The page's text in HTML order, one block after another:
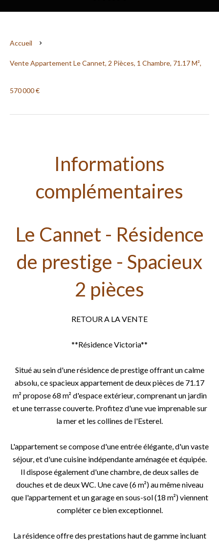
Accueil
Vente Appartement Le Cannet, 2 Pièces, 1 Chambre, 71.17 M²,
570 000 €
Informations
complémentaires
Le Cannet - Résidence
de prestige - Spacieux
2 pièces
RETOUR A LA VENTE
**Résidence Victoria**
Situé au sein d'une résidence de prestige offrant un calme
absolu, ce spacieux appartement de deux pièces de 71.17
m² propose 68 m² d'espace extérieur, comprenant un jardin
et une terrasse couverte. Profitez d'une vue imprenable sur
la mer et les collines de l'Esterel.
L'appartement se compose d'une entrée élégante, d'un vaste
séjour, et d'une cuisine indépendante aménagée et équipée.
Il dispose également d'une chambre, de deux salles de
douches et de deux WC. Une cave (6 m²) au même niveau
que l'appartement et un garage en sous-sol (18 m²) viennent
compléter ce bien exceptionnel.
La résidence offre des prestations haut de gamme incluant